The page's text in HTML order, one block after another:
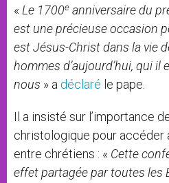
« Le 1700e anniversaire du
est une précieuse occasion
est Jésus-Christ dans la vie
hommes d’aujourd’hui, qui il
nous » a déclaré le pape.
Il a insisté sur l’importance
christologique pour accéder
entre chrétiens : « Cette
effet partagée par toutes les